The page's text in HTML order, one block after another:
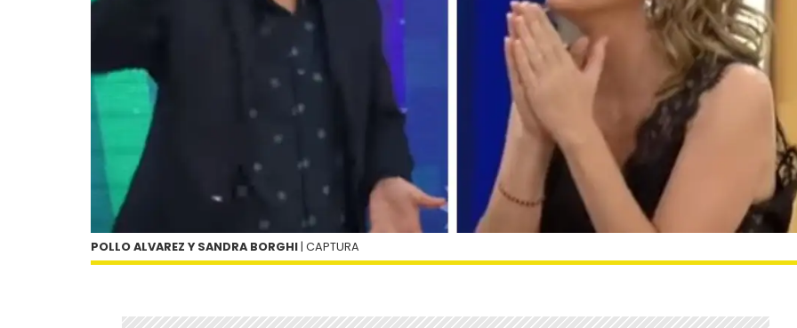
POLLO ALVAREZ Y SANDRA BORGHI | CAPTURA